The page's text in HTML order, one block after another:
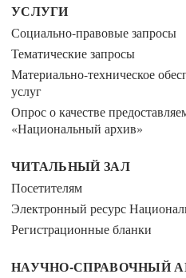
УСЛУГИ
Социально-правовые запросы
Тематические запросы
Материально-техническое
услуг
Опрос о качестве
«Национальный архив»
ЧИТАЛЬНЫЙ ЗАЛ
Посетителям
Электронный ресурс
Регистрационные бланки
НАУЧНО-СПРАВОЧНЫЙ